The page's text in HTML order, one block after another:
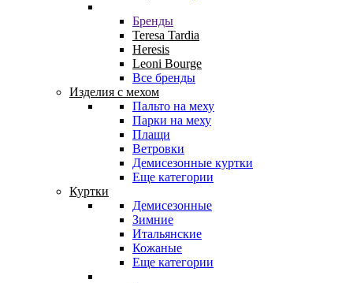
Бренды
Teresa Tardia
Heresis
Leoni Bourge
Все бренды
Изделия с мехом
Пальто на меху
Парки на меху
Плащи
Ветровки
Демисезонные куртки
Еще категории
Куртки
Демисезонные
Зимние
Итальянские
Кожаные
Еще категории